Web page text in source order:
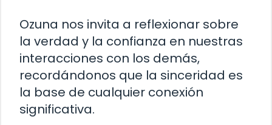
Ozuna nos invita a reflexionar sobre
la verdad y la confianza en nuestras
interacciones con los demás,
recordándonos que la sinceridad es
la base de cualquier conexión
significativa.